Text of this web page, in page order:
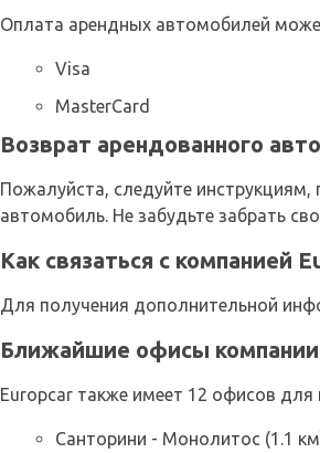
Оплата арендных автомобилей
Visa
MasterCard
Возврат арендованного
Пожалуйста, следуйте
автомобиль. Не забудьте забрать
Как связаться с компанией
Для получения дополнительной
Ближайшие офисы компании
Europcar также имеет 12 офисов
Санторини - Монолитос (1.1